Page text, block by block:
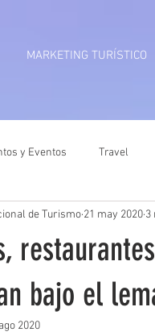
MARKETING TURÍSTICO
y Eventos Travel
bajo el
de Turismo 21 may 2020 3
2020